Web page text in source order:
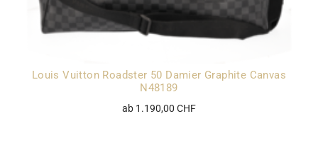
Louis Vuitton Roadster 50 Damier Graphite Canvas
N48189
ab 1.190,00 CHF